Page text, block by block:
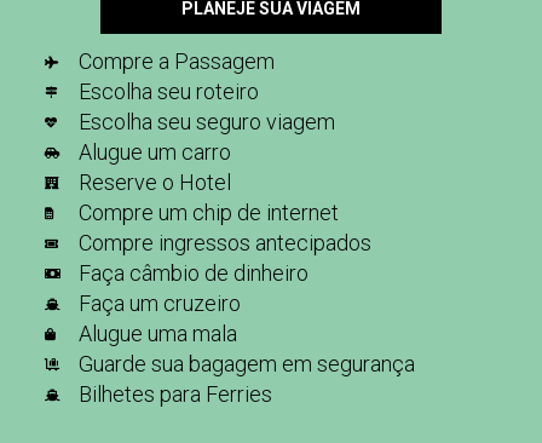
PLANEJE SUA VIAGEM
Compre a Passagem
Escolha seu roteiro
Escolha seu seguro viagem
Alugue um carro
Reserve o Hotel
Compre um chip de internet
Compre ingressos antecipados
Faça câmbio de dinheiro
Faça um cruzeiro
Alugue uma mala
Guarde sua bagagem em segurança
Bilhetes para Ferries